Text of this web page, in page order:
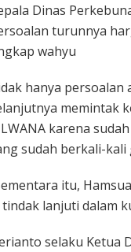
Dinas
turunnya
wahyu
hanya
memintak
karena
sudah berkali-kali
itu,
tindak lanjuti dalam
selaku Ketua